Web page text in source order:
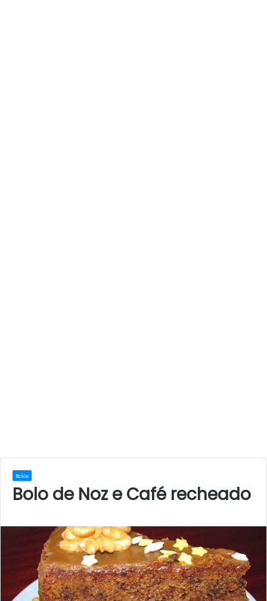
Bolos
Bolo de Noz e Café recheado